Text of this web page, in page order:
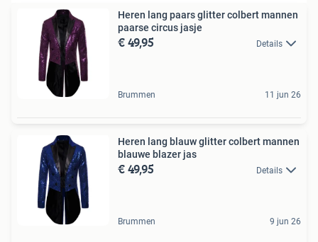
Heren lang paars glitter colbert mannen
paarse circus jasje
€ 49,95 Details
Brummen 11 jun 26
Heren lang blauw glitter colbert mannen
blauwe blazer jas
€ 49,95 Details
Brummen 9 jun 26